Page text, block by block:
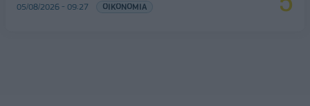
05/08/2026 - 09:27 ΟΙΚΟΝΟΜΙΑ